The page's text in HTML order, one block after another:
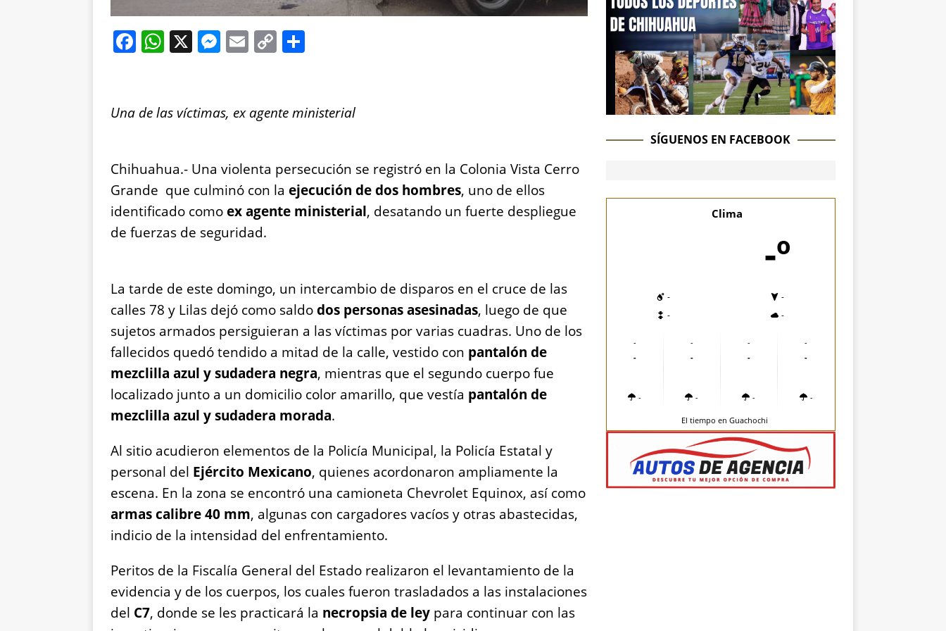
F
e
o
k
W
s
p
X M
e
er
E
l
C
y
k
re
Una de las víctimas, ex agente ministerial
Chihuahua.- Una violenta persecución se registró en la Colonia Vista Cerro
Grande que culminó con la ejecución de dos hombres, uno de ellos
identificado comoex agente ministerial, desatando un fuerte despliegue
de fuerzas de seguridad.
La tarde de este domingo, un intercambio de disparos en el cruce de las
calles 78 y Lilas dejó como saldodos personas asesinadas, luego de que
sujetos armados persiguieran a las víctimas por varias cuadras. Uno de los
fallecidos quedó tendido a mitad de la calle, vestido con pantalón de
mezclilla azul y sudadera negra, mientras que el segundo cuerpo fue
localizado junto a un domicilio color amarillo, que vestía pantalón de
mezclilla azul y sudadera morada.
Al sitio acudieron elementos de la Policía Municipal, la Policía Estatal y
personal del Ejército Mexicano, quienes acordonaron ampliamente la
escena. En la zona se encontró una camioneta Chevrolet Equinox, así como
armas calibre 40 mm, algunas con cargadores vacíos y otras abastecidas,
indicio de la intensidad del enfrentamiento.
Peritos de la Fiscalía General del Estado realizaron el levantamiento de la
evidencia y de los cuerpos, los cuales fueron trasladados a las instalaciones
del C7, donde se les practicará la necropsia de ley para continuar con las
SÍGUENOS EN FACEBOOK
Clima
-º
-
-
-
-
-
-
-
-
-
-
-
-
-
-
-
-
El tiempo en Guachochi